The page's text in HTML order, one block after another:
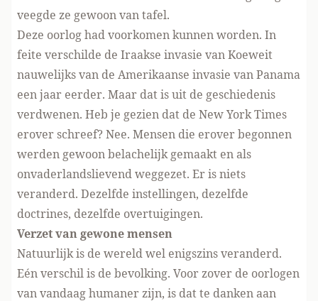
veegde ze gewoon van tafel.
Deze oorlog had voorkomen kunnen worden. In
feite verschilde de Iraakse invasie van Koeweit
nauwelijks van de Amerikaanse invasie van Panama
een jaar eerder. Maar dat is uit de geschiedenis
verdwenen. Heb je gezien dat de New York Times
erover schreef? Nee. Mensen die erover begonnen
werden gewoon belachelijk gemaakt en als
onvaderlandslievend weggezet. Er is niets
veranderd. Dezelfde instellingen, dezelfde
doctrines, dezelfde overtuigingen.
Verzet van gewone mensen
Natuurlijk is de wereld wel enigszins veranderd.
Eén verschil is de bevolking. Voor zover de oorlogen
van vandaag humaner zijn, is dat te danken aan